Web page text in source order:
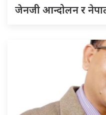
जेनजी आन्दोलन र